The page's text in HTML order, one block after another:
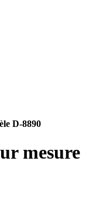
D-8890
mesure